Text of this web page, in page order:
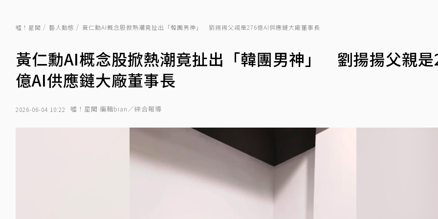
噓！星聞 藝人動態 黃仁勳AI概念股掀熱潮竟扯出「韓團男神」 劉揚揚父親是276億AI供應鏈大廠董事長
黃仁勳AI概念股掀熱潮竟扯出「韓團男神」 劉揚揚父親
億AI供應鏈大廠董事長
2026-06-04 10:22 噓！星聞 編輯bian／綜合報導